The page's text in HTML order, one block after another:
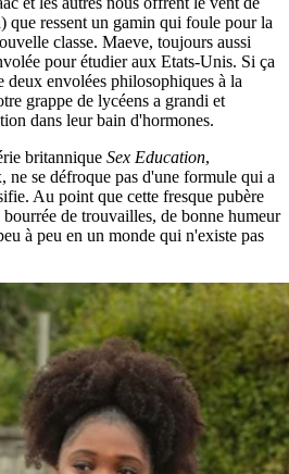
que ressent un gamin qui foule pour la
classe. Maeve, toujours aussi
pour étudier aux Etats-Unis. Si ça
deux envolées philosophiques à la
grappe de lycéens a grandi et
dans leur bain d'hormones.
britannique Sex Education,
ne se défroque pas d'une formule qui a
Au point que cette fresque pubère
de trouvailles, de bonne humeur
à peu en un monde qui n'existe pas